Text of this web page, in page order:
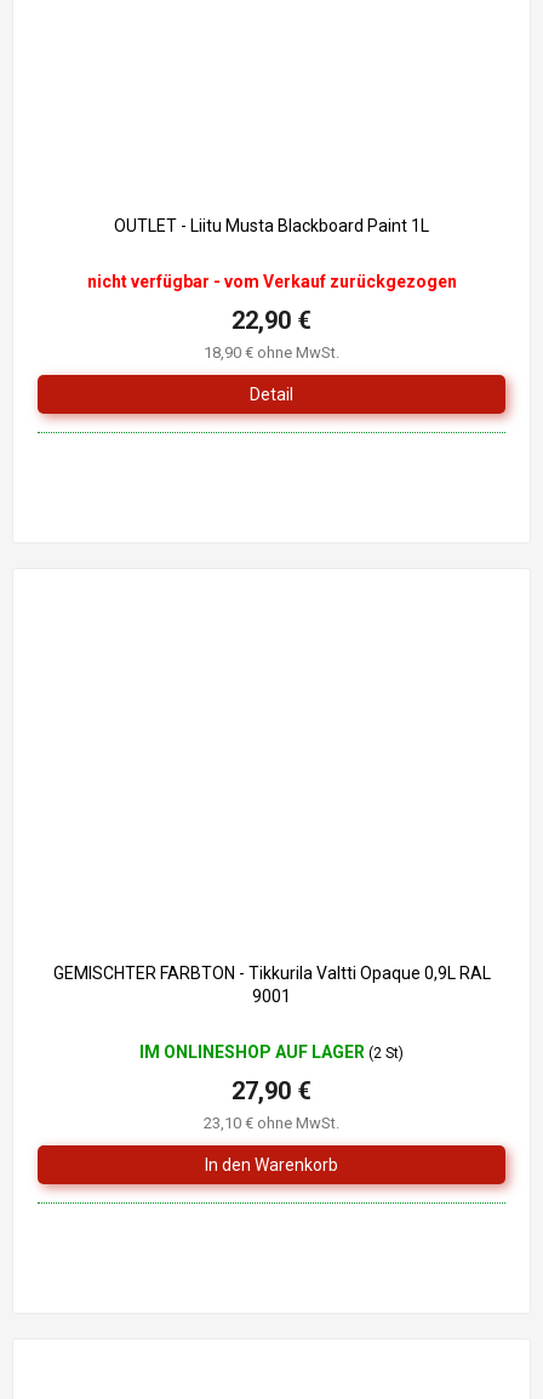
OUTLET - Liitu Musta Blackboard Paint 1L
nicht verfügbar - vom Verkauf zurückgezogen
18,90 € ohne MwSt.
22,90 €
Detail
GEMISCHTER FARBTON - Tikkurila Valtti Opaque 0,9L RAL
9001
IM ONLINESHOP AUF LAGER (2 St)
23,10 € ohne MwSt.
27,90 €